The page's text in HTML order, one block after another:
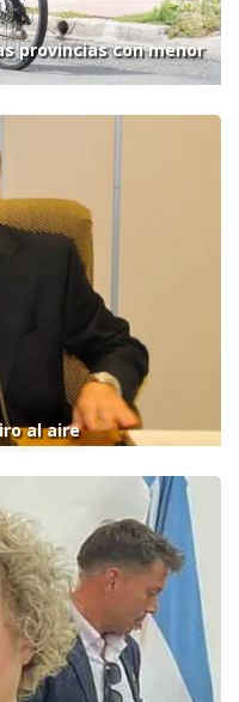
provincias con menor
al aire